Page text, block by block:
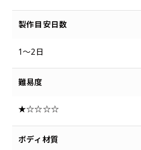
製作目安日数
1～2日
難易度
★☆☆☆☆
ボディ材質